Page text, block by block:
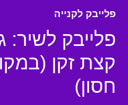
פלייבק לקנייה
פלייבק לשיר:
קצת זקן
חסון)